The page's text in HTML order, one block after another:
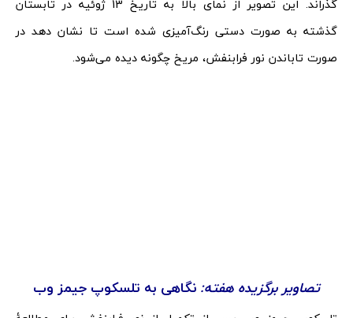
گذراند. این تصویر از نمای بالا به تاریخ 13 ژوئیه در تابستان
گذشته به صورت دستی رنگ‌آمیزی شده است تا نشان دهد در
صورت تاباندن نور فرابنفش، مریخ چگونه دیده می‌شود.
تصاویر برگزیده هفته: نگاهی به تلسکوپ جیمز وب